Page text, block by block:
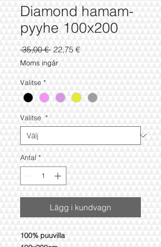
Diamond hamam-
pyyhe 100x200
35,00 € Ordinarie
pris
22,75 €Reapris
Moms ingår
Valitse *
Valitse *
Antal *
Lägg i kundvagn
100% puuvilla